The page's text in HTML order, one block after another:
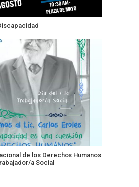
de los Derechos Humanos
a Social